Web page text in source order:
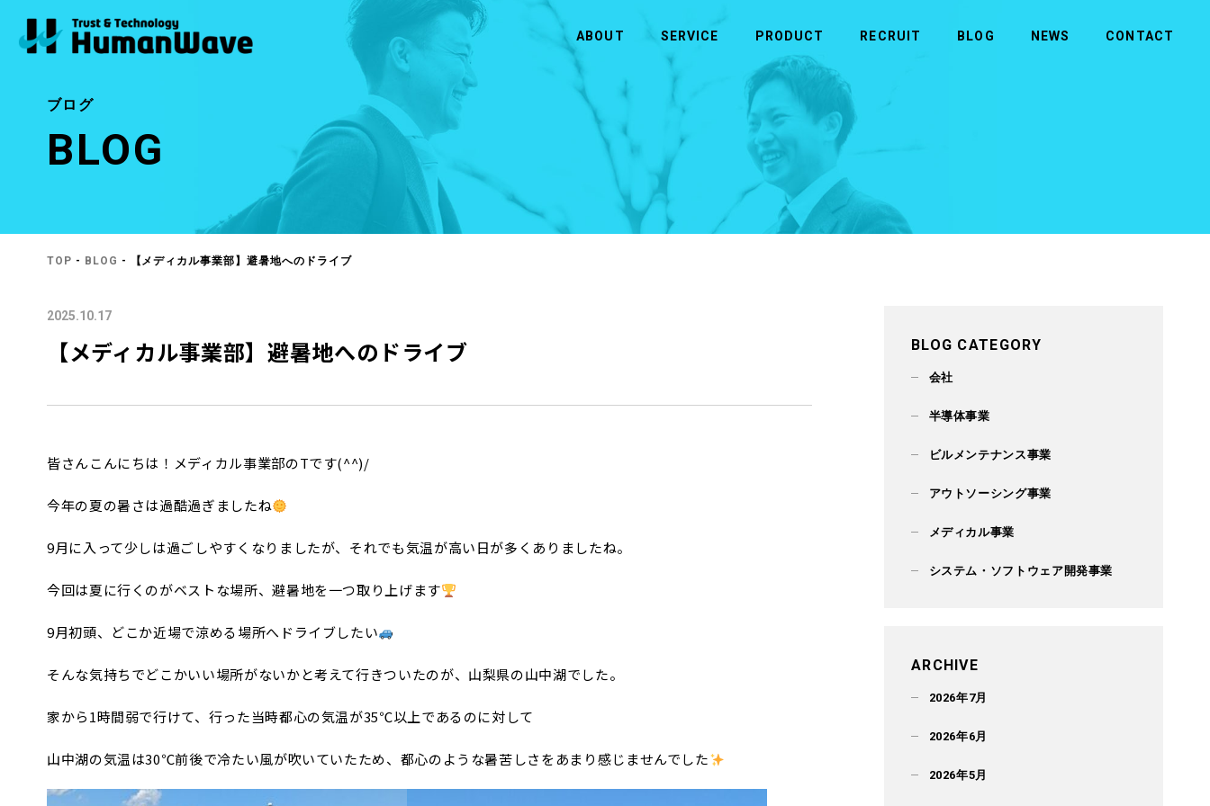
ABOUT SERVICE PRODUCT RECRUIT BLOG NEWS CONTACT
ヒューマンウェイブについて
社長メッセージ
会社概要 拠点一覧
事業内容
ビルメンテナンス
アウトソーシング・人材（人財）紹介 メディカル
CONTACT お問い合わせ
お問い合わせ
ブログ
BLOG
TOP - BLOG - 【メディカル事業部】避暑地へのドライブ
2025.10.17
【メディカル事業部】避暑地へのドライブ
皆さんこんにちは！メディカル事業部のTです(^^)/
今年の夏の暑さは過酷過ぎましたね
9月に入って少しは過ごしやすくなりましたが、それでも気温が高い日が多くありましたね。
今回は夏に行くのがベストな場所、避暑地を一つ取り上げます
9月初頭、どこか近場で涼める場所へドライブしたい
そんな気持ちでどこかいい場所がないかと考えて行きついたのが、山梨県の山中湖でした。
家から1時間弱で行けて、行った当時都心の気温が35℃以上であるのに対して
山中湖の気温は30℃前後で冷たい風が吹いていたため、都心のような暑苦しさをあまり感じませんでした
BLOG CATEGORY
会社
半導体事業
ビルメンテナンス事業
アウトソーシング事業
メディカル事業
システム・ソフトウェア開発事業
ARCHIVE
2026年7月
2026年6月
2026年5月